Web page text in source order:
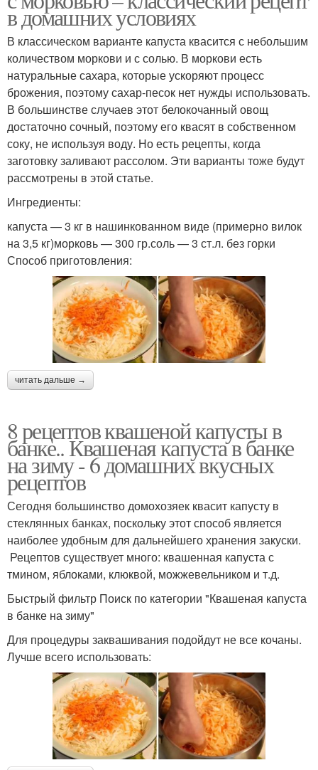
в домашних условиях
В классическом варианте капуста квасится с небольшим
количеством моркови и с солью. В моркови есть
натуральные сахара, которые ускоряют процесс
брожения, поэтому сахар-песок нет нужды использовать.
В большинстве случаев этот белокочанный овощ
достаточно сочный, поэтому его квасят в собственном
соку, не используя воду. Но есть рецепты, когда
заготовку заливают рассолом. Эти варианты тоже будут
рассмотрены в этой статье.
Ингредиенты:
капуста — 3 кг в нашинкованном виде (примерно вилок
на 3,5 кг)морковь — 300 гр.соль — 3 ст.л. без горки
Способ приготовления:
читать дальше →
8 рецептов квашеной капусты в
банке.. Квашеная капуста в банке
на зиму - 6 домашних вкусных
рецептов
Сегодня большинство домохозяек квасит капусту в
стеклянных банках, поскольку этот способ является
наиболее удобным для дальнейшего хранения закуски.
Рецептов существует много: квашенная капуста с
тмином, яблоками, клюквой, можжевельником и т.д.
Быстрый фильтр Поиск по категории "Квашеная капуста
в банке на зиму"
Для процедуры заквашивания подойдут не все кочаны.
Лучше всего использовать: